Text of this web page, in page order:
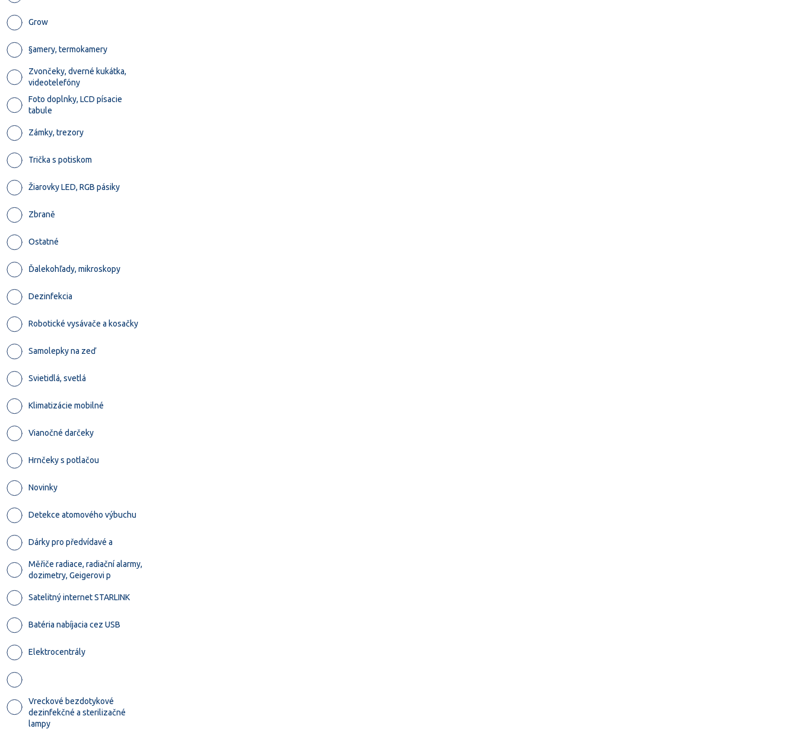
Grow
§amery, termokamery
Zvončeky, dverné kukátka,
videotelefóny
Foto doplnky, LCD písacie
tabule
Zámky, trezory
Trička s potiskom
Žiarovky LED, RGB pásiky
Zbraně
Ostatné
Ďalekohľady, mikroskopy
Dezinfekcia
Robotické vysávače a kosačky
Samolepky na zeď
Svietidlá, svetlá
Klimatizácie mobilné
Vianočné darčeky
Hrnčeky s potlačou
Novinky
Detekce atomového výbuchu
Dárky pro předvídavé a
Měřiče radiace, radiační alarmy,
dozimetry, Geigerovi p
Satelitný internet STARLINK
Batéria nabíjacia cez USB
Elektrocentrály
Vreckové bezdotykové
dezinfekčné a sterilizačné
lampy